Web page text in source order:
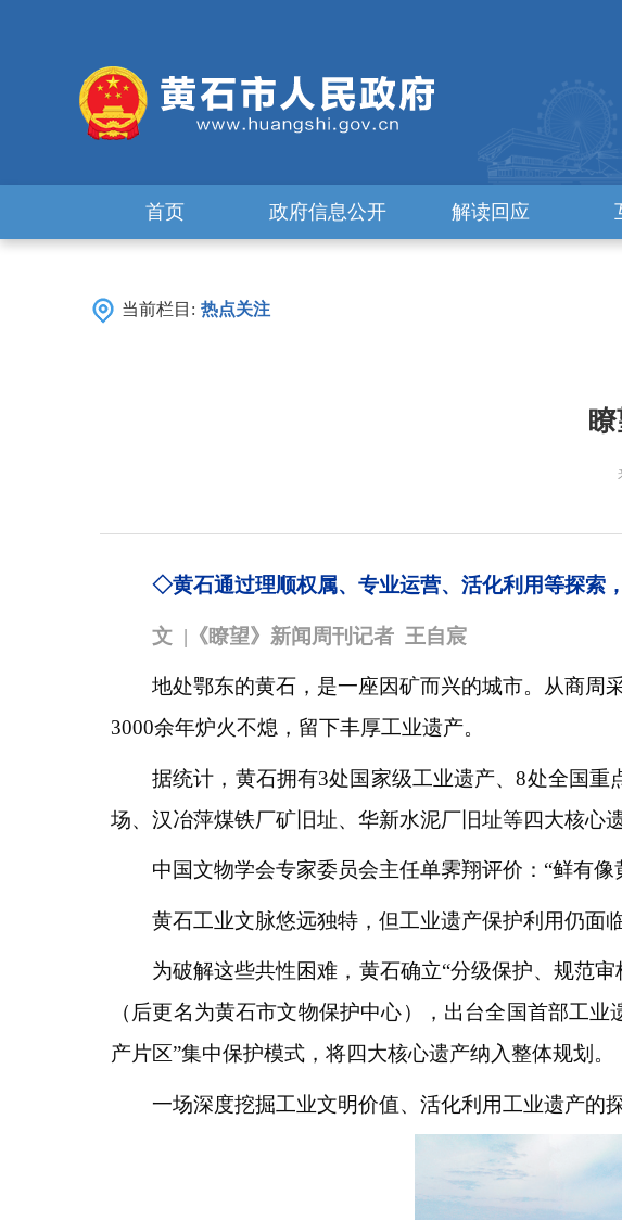
首页 政府信息公开 解读回应
当前栏目: 热点关注
◇黄石通过理顺权属、专业运营、活化利用等探索
文 |《瞭望》新闻周刊记者 王自宸
地处鄂东的黄石，是一座因矿而兴的城市。从商周
3000余年炉火不熄，留下丰厚工业遗产。
据统计，黄石拥有3处国家级工业遗产、8处全国
场、汉冶萍煤铁厂矿旧址、华新水泥厂旧址等四大核心
中国文物学会专家委员会主任单霁翔评价：“鲜有
黄石工业文脉悠远独特，但工业遗产保护利用仍面
为破解这些共性困难，黄石确立“分级保护、规范
（后更名为黄石市文物保护中心），出台全国首部工
产片区”集中保护模式，将四大核心遗产纳入整体规划。
一场深度挖掘工业文明价值、活化利用工业遗产的